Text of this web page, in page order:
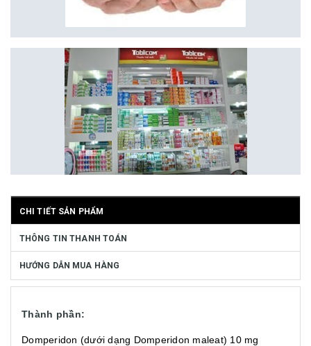
CHI TIẾT SẢN PHẨM
THÔNG TIN THANH TOÁN
HƯỚNG DẪN MUA HÀNG
Thành phần:
Domperidon (dưới dạng Domperidon maleat) 10 mg